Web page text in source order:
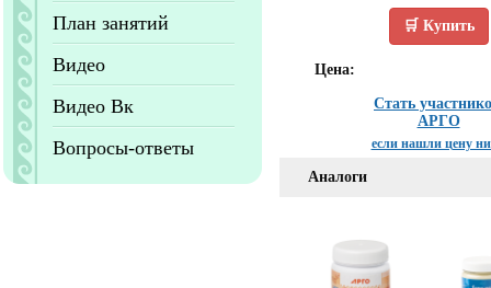
План занятий
Видео
Видео Вк
Вопросы-ответы
🛒 Купить
Цена:
Стать
АРГО
если нашли цену
Аналоги